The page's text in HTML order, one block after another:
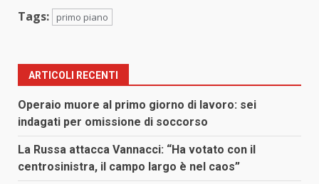
Tags: primo piano
ARTICOLI RECENTI
Operaio muore al primo giorno di lavoro: sei
indagati per omissione di soccorso
La Russa attacca Vannacci: “Ha votato con il
centrosinistra, il campo largo è nel caos”